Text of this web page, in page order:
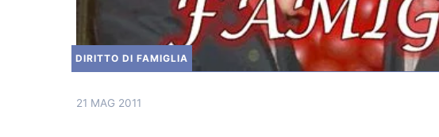
DIRITTO DI FAMIGLIA
21 MAG 2011